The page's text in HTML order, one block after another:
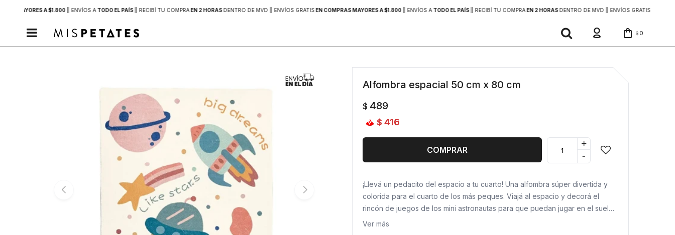
MAYORES A $1.800 | ENVÍOS A TODO EL PAÍS | RECIBÍ TU COMPRAEN 2 HORASDENTRO DE MVD | | ENVÍOS GRATISEN COMPRAS MAYORES A $1.800 | ENVÍOS A TODO EL PAÍS | RECIBÍ TU COMPRAEN 2 HORASDENTRO DE MVD | | ENVÍOS GRATIS
 $ 0
Alfombra espacial 50 cm x 80 cm
$ 489
$ 416
COMPRAR
+
-
¡Llevá un pedacito del espacio a tu cuarto! Una alfombra súper divertida y
colorida para el cuarto de los más peques. Viajá al espacio y decorá el
rincón de juegos de los mini astronautas para que puedan jugar en el suelo
sin lastimarse.
Ver más